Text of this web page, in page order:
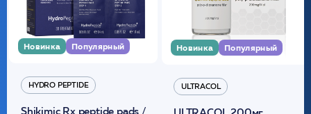
Новинка Популярный
HYDRO PEPTIDE
Shikimic Rx peptide pads /
Новинка Популярный
ULTRACOL